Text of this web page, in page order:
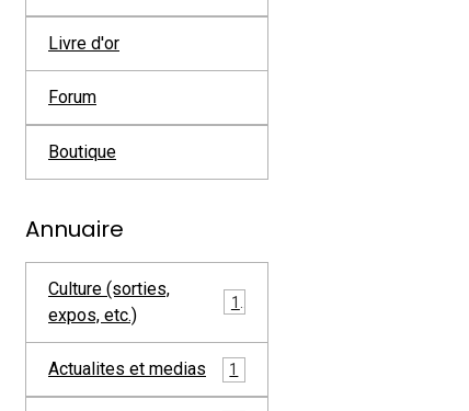
Livre d'or
Forum
Boutique
Annuaire
Culture (sorties,
expos, etc.)
Actualites et medias 1